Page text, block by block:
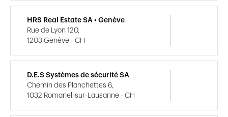
HRS Real Estate SA • Genève
Rue de Lyon 120,
1203 Genève - CH
D.E.S Systèmes de sécurité SA
Chemin des Planchettes 6,
1032 Romanel-sur-Lausanne - CH